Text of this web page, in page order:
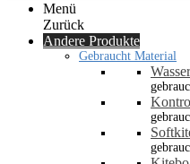
Menü
Zurück
Andere Produkte
Gebraucht Material